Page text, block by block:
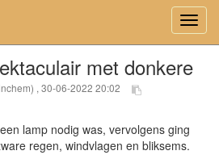
met donkere
, 30-06-2022 20:02
lamp nodig was, vervolgens ging
regen, windvlagen en bliksems.